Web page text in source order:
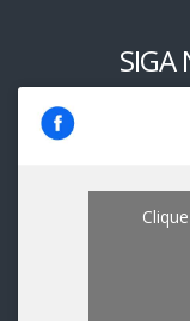
SIGA